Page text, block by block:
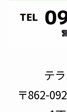
テ
〒862-